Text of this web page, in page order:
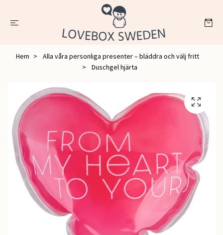
Hem
Alla våra personliga presenter – bläddra och välj fritt
Duschgel hjärta